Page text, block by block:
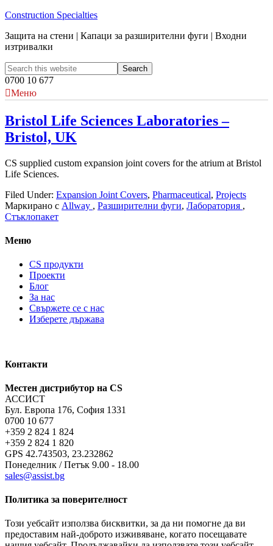
Construction Specialties
Защита на стени | Капаци за разширителни фуги | Входни
изтривалки
0700 10 677
Меню
Bristol Life Sciences Laboratories –
Bristol, UK
CS supplied custom expansion joint covers for the atrium at Bristol
Life Sciences.
Filed Under: Expansion Joint Covers, Pharmaceutical, Projects
Маркирано с Allway , Разширителни фуги, Лаборатория ,
Стъклопакет
Меню
CS продукти
Проекти
Блог
За нас
Свържете се с нас
Изберете държава
Контакти
Местен дистрибутор на CS
АССИСТ
Бул. Европа 176, София 1331
0700 10 677
+359 2 824 1 824
+359 2 824 1 820
GPS 42.743503, 23.232862
Понеделник / Петък 9.00 - 18.00
sales@assist.bg
Политика за поверителност
Този уебсайт използва бисквитки, за да ни помогне да ви
предоставим най-доброто изживяване, когато посещавате